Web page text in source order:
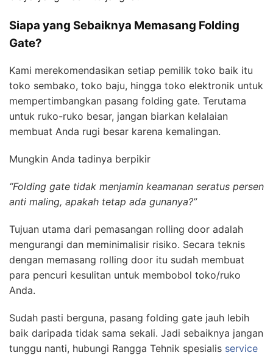
Siapa yang Sebaiknya Memasang Folding
Gate?
Kami merekomendasikan setiap pemilik toko baik itu
toko sembako, toko baju, hingga toko elektronik untuk
mempertimbangkan pasang folding gate. Terutama
untuk ruko-ruko besar, jangan biarkan kelalaian
membuat Anda rugi besar karena kemalingan.
Mungkin Anda tadinya berpikir
“Folding gate tidak menjamin keamanan seratus persen
anti maling, apakah tetap ada gunanya?”
Tujuan utama dari pemasangan rolling door adalah
mengurangi dan meminimalisir risiko. Secara teknis
dengan memasang rolling door itu sudah membuat
para pencuri kesulitan untuk membobol toko/ruko
Anda.
Sudah pasti berguna, pasang folding gate jauh lebih
baik daripada tidak sama sekali. Jadi sebaiknya jangan
tunggu nanti, hubungi Rangga Tehnik spesialis service